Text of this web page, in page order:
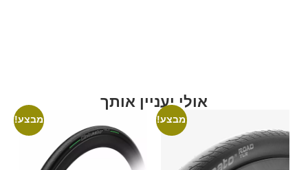
אולי יעניין אותך
מבצע! מבצע!